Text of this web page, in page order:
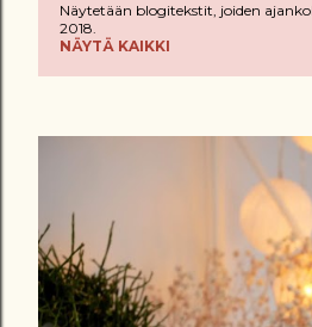
T
e
k
t
i
t
Näytetään blogitekstit, joiden
2018.
NÄYTÄ KAIKKI